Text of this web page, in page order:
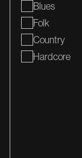
Blues
Folk
Country
Hardcore